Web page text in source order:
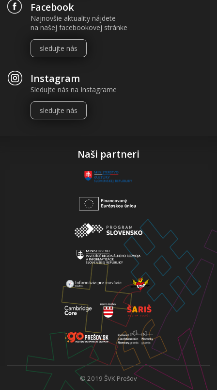
Facebook
Najnovšie aktuality nájdete
na našej facebookovej stránke
sledujte nás
Instagram
Sledujte nás na Instagrame
sledujte nás
Naši partneri
© 2019 ŠVK Prešov